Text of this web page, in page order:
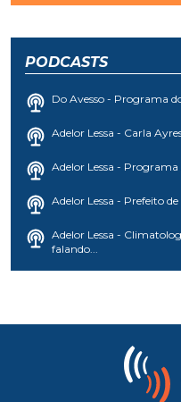
PODCASTS
Do Avesso - Programa
Adelor Lessa - Carla
Adelor Lessa -
Adelor Lessa - Prefeito
Adelor Lessa -
falando...